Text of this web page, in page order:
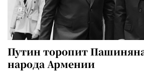
Путин торопит
народа Армении